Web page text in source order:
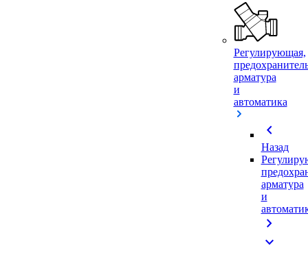
Регулирующая,
арматура
и
автоматика
chevron_left
Назад
арматура
и
chevron_right
expand_more